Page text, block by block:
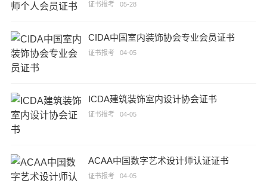
证书报考 05-28
CIDA中国室内装饰协会专业会员证书
证书报考 04-05
ICDA建筑装饰室内设计协会证书
证书报考 04-05
ACAA中国数字艺术设计师认证证书
证书报考 04-05